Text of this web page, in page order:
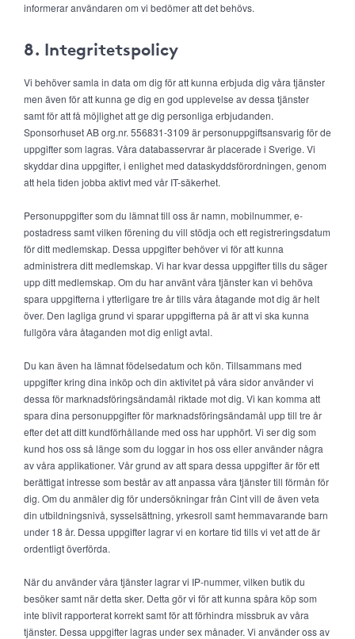
informerar användaren om vi bedömer att det behövs.
8. Integritetspolicy
Vi behöver samla in data om dig för att kunna erbjuda dig våra tjänster
men även för att kunna ge dig en god upplevelse av dessa tjänster
samt för att få möjlighet att ge dig personliga erbjudanden.
Sponsorhuset AB org.nr. 556831-3109 är personuppgiftsansvarig för de
uppgifter som lagras. Våra databasservrar är placerade i Sverige. Vi
skyddar dina uppgifter, i enlighet med dataskyddsförordningen, genom
att hela tiden jobba aktivt med vår IT-säkerhet.
Personuppgifter som du lämnat till oss är namn, mobilnummer, e-
postadress samt vilken förening du vill stödja och ett registreringsdatum
för ditt medlemskap. Dessa uppgifter behöver vi för att kunna
administrera ditt medlemskap. Vi har kvar dessa uppgifter tills du säger
upp ditt medlemskap. Om du har använt våra tjänster kan vi behöva
spara uppgifterna i ytterligare tre år tills våra åtagande mot dig är helt
över. Den lagliga grund vi sparar uppgifterna på är att vi ska kunna
fullgöra våra åtaganden mot dig enligt avtal.
Du kan även ha lämnat födelsedatum och kön. Tillsammans med
uppgifter kring dina inköp och din aktivitet på våra sidor använder vi
dessa för marknadsföringsändamål riktade mot dig. Vi kan komma att
spara dina personuppgifter för marknadsföringsändamål upp till tre år
efter det att ditt kundförhållande med oss har upphört. Vi ser dig som
kund hos oss så länge som du loggar in hos oss eller använder några
av våra applikationer. Vår grund av att spara dessa uppgifter är för ett
berättigat intresse som består av att anpassa våra tjänster till förmån för
dig. Om du anmäler dig för undersökningar från Cint vill de även veta
din utbildningsnivå, sysselsättning, yrkesroll samt hemmavarande barn
under 18 år. Dessa uppgifter lagrar vi en kortare tid tills vi vet att de är
ordentligt överförda.
När du använder våra tjänster lagrar vi IP-nummer, vilken butik du
besöker samt när detta sker. Detta gör vi för att kunna spåra köp som
inte blivit rapporterat korrekt samt för att förhindra missbruk av våra
tjänster. Dessa uppgifter lagras under sex månader. Vi använder oss av